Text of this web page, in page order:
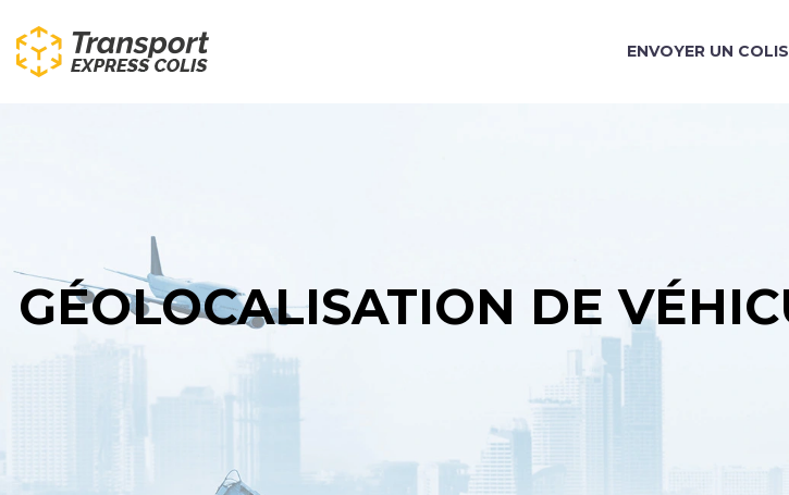
ENVOYER UN COLIS
GÉOLOCALISATION DE